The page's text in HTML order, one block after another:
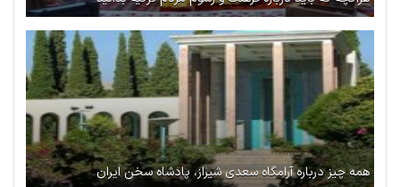
همه چیز درباره آرامگاه سعدی شیراز، پادشاه سخن ایران